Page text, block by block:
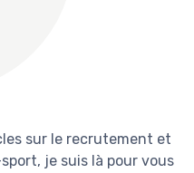
sur le recrutement et
je suis là pour vous